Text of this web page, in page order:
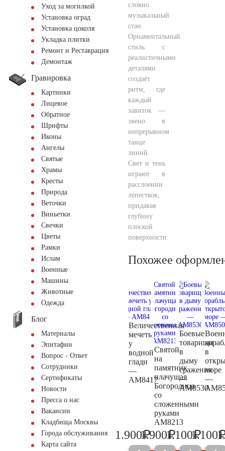
Уход за могилкой
Установка оград
Установка цоколя
Укладка плитки
Ремонт и Реставрация
Демонтаж
Гравировка
Картинки
Лицевое
Обратное
Шрифты
Иконы
Ангелы
Святые
Храмы
Кресты
Природа
Веточки
Виньетки
Свечки
Цветы
Рамки
Ислам
Военные
Машины
Животные
Одежда
Блог
Материалы
Эпитафии
Вопрос - Ответ
Сотрудники
Сертификаты
Новости
Пресса о нас
Вакансии
Кладбища Москвы
Города обслуживания
Карта сайта
словно
музыкальный
стан.
Орнаментальный
стиль с
реалистичными
деталями
создаёт
ритм, где
каждый
завиток —
звено в
непрерывном
танце
линий.
Свет и тень
играют в
расслоении
лепестков,
придавая
глубину
плоской
поверхности.
Похожее
Величественная
мечеть
у
водной
глади
—
AM8417
2.000
1.900₽
Святой
на
памятник
плачущая
Богородица
со
сложенными
руками
AM8213
2.000
1.900₽
Боевые
товарищи
в
дыму
сражения
—
AM8530
1.200
1.100₽
в
море
—
1.100